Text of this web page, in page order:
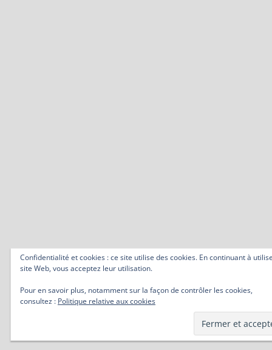
Confidentialité et cookies : ce site utilise des cookies. En continuant à
site Web, vous acceptez leur utilisation.
Pour en savoir plus, notamment sur la façon de contrôler les cookies,
consultez : Politique relative aux cookies